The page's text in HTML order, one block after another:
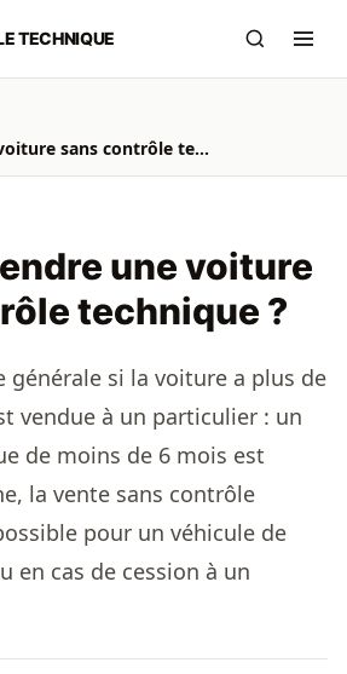
TECHNIQUE
Peut-on vendre une voiture sans contrôle technique ?
une voiture
technique ?
générale si la voiture a plus de
vendue à un particulier : un
de moins de 6 mois est
la vente sans contrôle
pour un véhicule de
en cas de cession à un